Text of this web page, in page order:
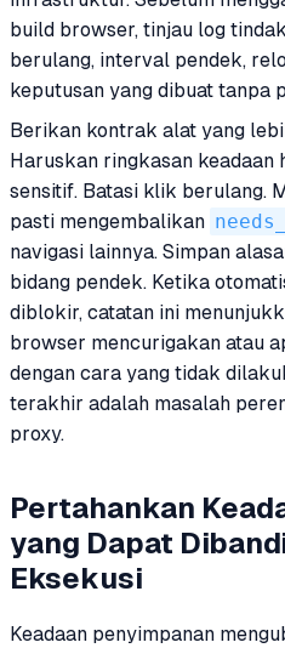
build browser, tinjau log
berulang, interval pendek,
keputusan yang dibuat tanpa
Berikan kontrak alat yang
Haruskan ringkasan
sensitif. Batasi klik berulang.
pasti mengembalikan
navigasi lainnya. Simpan
bidang pendek. Ketika
diblokir, catatan ini
browser mencurigakan atau
dengan cara yang tidak
terakhir adalah masalah
proxy.
Pertahankan
yang Dapat
Eksekusi
Keadaan penyimpanan